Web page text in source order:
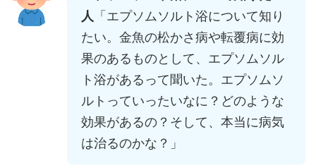
人 「エプソムソルト浴について知り
たい。金魚の松かさ病や転覆病に効
果のあるものとして、エプソムソル
ト浴があるって聞いた。エプソムソ
ルトっていったいなに？どのような
効果があるの？そして、本当に病気
は治るのかな？」